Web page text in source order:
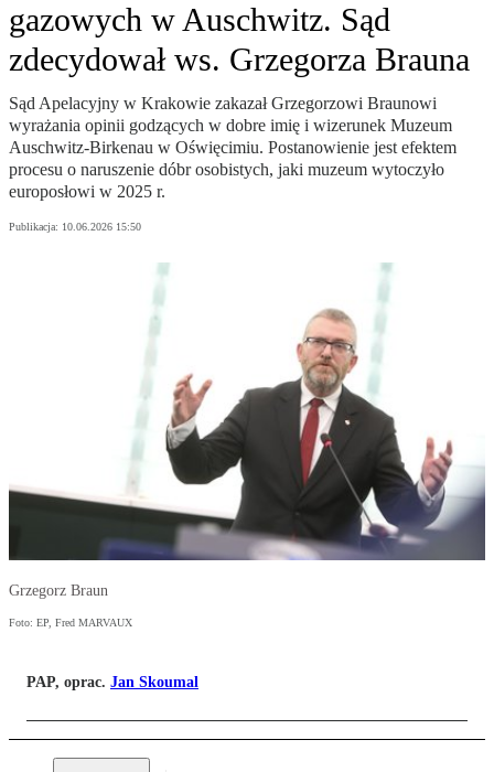
gazowych w Auschwitz. Sąd
zdecydował ws. Grzegorza Brauna
Sąd Apelacyjny w Krakowie zakazał Grzegorzowi Braunowi
wyrażania opinii godzących w dobre imię i wizerunek Muzeum
Auschwitz-Birkenau w Oświęcimiu. Postanowienie jest efektem
procesu o naruszenie dóbr osobistych, jaki muzeum wytoczyło
europosłowi w 2025 r.
Publikacja: 10.06.2026 15:50
Grzegorz Braun
Foto: EP, Fred MARVAUX
PAP, oprac. Jan Skoumal